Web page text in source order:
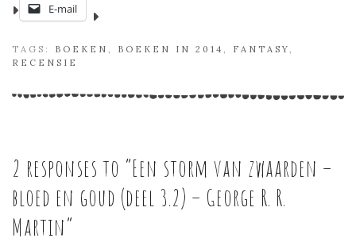
E-mail
TAGS: BOEKEN BOEKEN IN 2014 FANTASY
RECENSIE
2 responses to “Een storm van zwaarden –
bloed en goud (deel 3.2) – George R. R.
Martin”